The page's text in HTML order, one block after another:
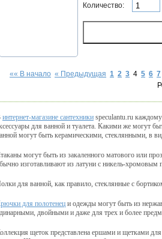
Количество:
«« В начало « Предыдущая 1 2 3 4 5 6 7
интернет-магазине сантехники speculantu.ru
для ванной и туалета. Какими же могут
могут быть керамическими, стеклянными, в
могут быть из закаленного матового или
изготавливают из латуни с никель-хромовым
для ванной, как правило, стеклянные с
для полотенец и одежды могут быть из
двойными и даже для трех и более
щеток представлена ершами и щетками